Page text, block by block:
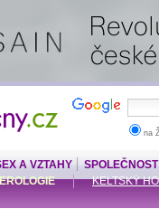
na
A VZTAHY SPOLEČNOST
KELTSKÝ